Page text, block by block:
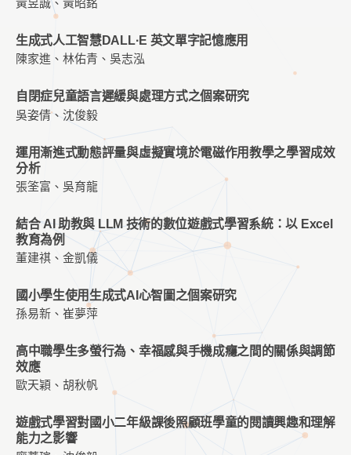
黃昱誠、黃昭銘
生成式人工智慧DALL·E 英文單字記憶應用
陳家進、林佑青、吳志泓
自閉症兒童語言遲緩與處理方式之個案研究
吳姿倩、沈俊毅
運用漸進式動態評量與虛擬實境於電磁作用教學之學習成效
分析
張筌富、吳育龍
結合 AI 助教與 LLM 技術的數位遊戲式學習系統：以 Excel
教育為例
董建祺、金凱儀
國小學生使用生成式AI心智圖之個案研究
孫易新、崔夢萍
高中職學生多螢行為、幸福感與手機成癮之間的關係與調節
效應
歐天穎、胡秋帆
遊戲式學習對國小二年級課後照顧班學童的閱讀興趣和理解
能力之影響